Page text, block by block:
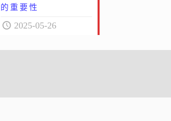
的重要性
2025-05-26